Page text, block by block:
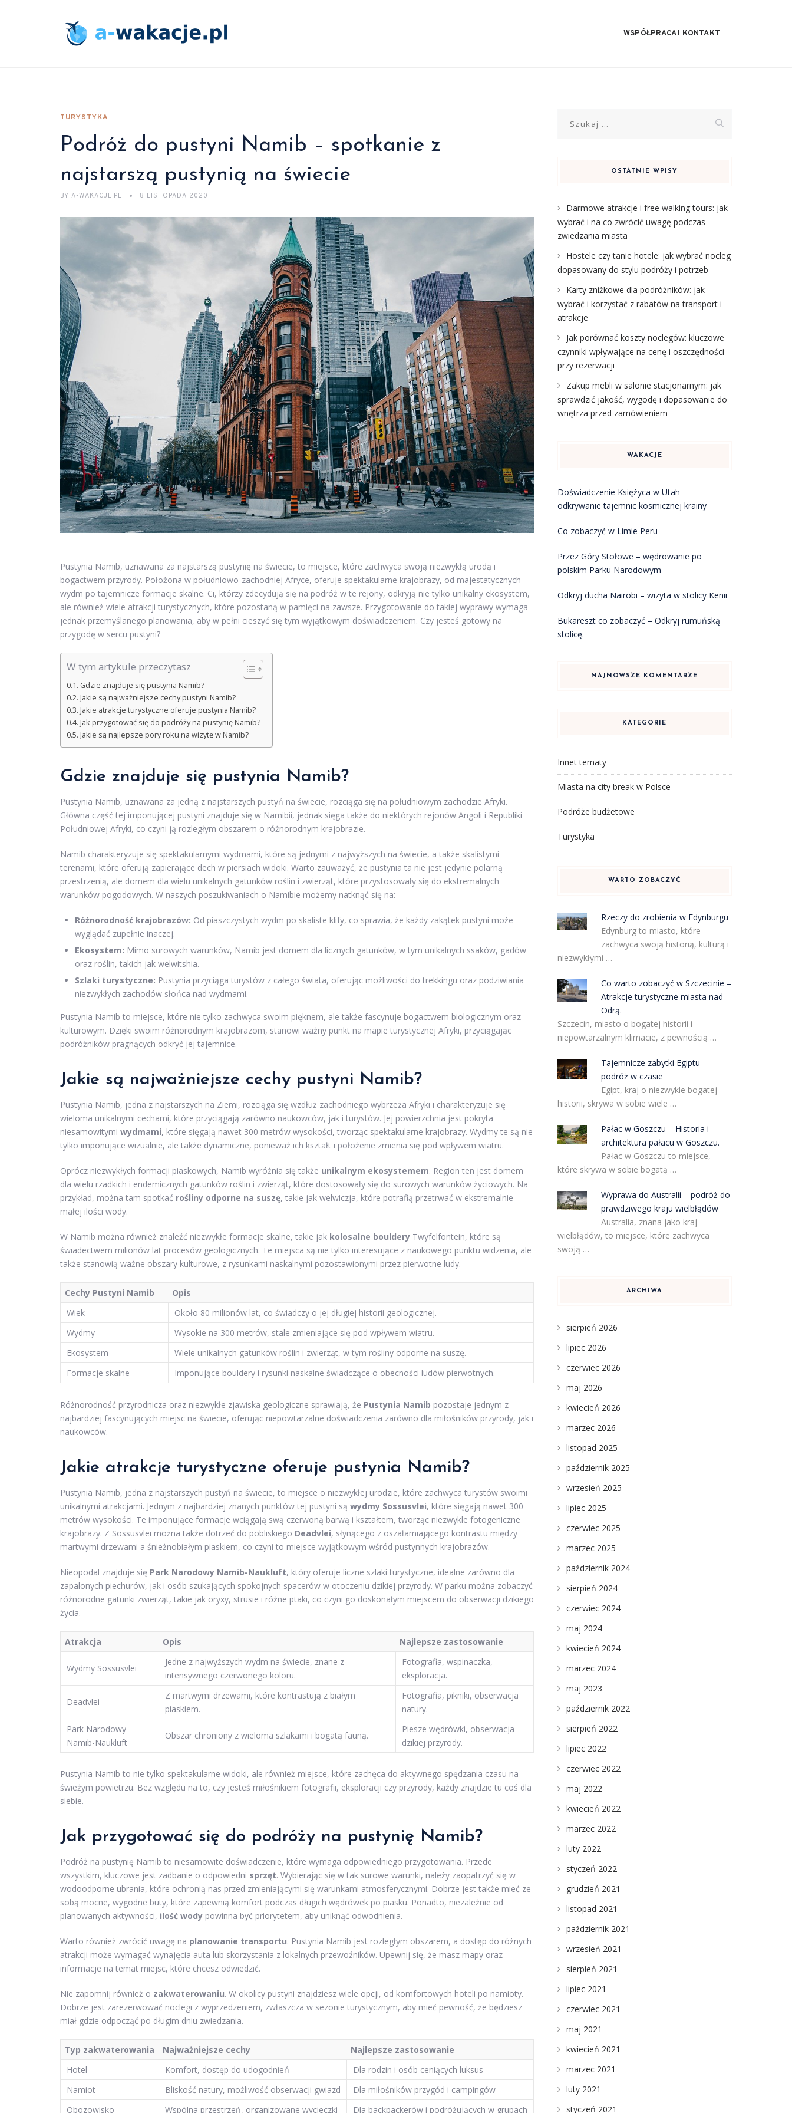
WSPÓŁPRACA I KONTAKT
TURYSTYKA
Podróż do pustyni Namib – spotkanie z
najstarszą pustynią na świecie
BY A-WAKACJE.PL 8 LISTOPADA 2020
Pustynia Namib, uznawana za najstarszą pustynię na świecie, to miejsce, które zachwyca swoją niezwykłą urodą i
bogactwem przyrody. Położona w południowo-zachodniej Afryce, oferuje spektakularne krajobrazy, od majestatycznych
wydm po tajemnicze formacje skalne. Ci, którzy zdecydują się na podróż w te rejony, odkryją nie tylko unikalny ekosystem,
ale również wiele atrakcji turystycznych, które pozostaną w pamięci na zawsze. Przygotowanie do takiej wyprawy wymaga
jednak przemyślanego planowania, aby w pełni cieszyć się tym wyjątkowym doświadczeniem. Czy jesteś gotowy na
przygodę w sercu pustyni?
W tym artykule przeczytasz
Gdzie znajduje się pustynia Namib?
Jakie są najważniejsze cechy pustyni Namib?
Jakie atrakcje turystyczne oferuje pustynia Namib?
Jak przygotować się do podróży na pustynię Namib?
Jakie są najlepsze pory roku na wizytę w Namib?
Gdzie znajduje się pustynia Namib?
Pustynia Namib, uznawana za jedną z najstarszych pustyń na świecie, rozciąga się na południowym zachodzie Afryki.
Główna część tej imponującej pustyni znajduje się w Namibii, jednak sięga także do niektórych rejonów Angoli i Republiki
Południowej Afryki, co czyni ją rozległym obszarem o różnorodnym krajobrazie.
Namib charakteryzuje się spektakularnymi wydmami, które są jednymi z najwyższych na świecie, a także skalistymi
terenami, które oferują zapierające dech w piersiach widoki. Warto zauważyć, że pustynia ta nie jest jedynie polarną
przestrzenią, ale domem dla wielu unikalnych gatunków roślin i zwierząt, które przystosowały się do ekstremalnych
warunków pogodowych. W naszych poszukiwaniach o Namibie możemy natknąć się na:
Różnorodność krajobrazów: Od piaszczystych wydm po skaliste klify, co sprawia, że każdy zakątek pustyni może
wyglądać zupełnie inaczej.
Ekosystem: Mimo surowych warunków, Namib jest domem dla licznych gatunków, w tym unikalnych ssaków, gadów
oraz roślin, takich jak welwitshia.
Szlaki turystyczne: Pustynia przyciąga turystów z całego świata, oferując możliwości do trekkingu oraz podziwiania
niezwykłych zachodów słońca nad wydmami.
Pustynia Namib to miejsce, które nie tylko zachwyca swoim pięknem, ale także fascynuje bogactwem biologicznym oraz
kulturowym. Dzięki swoim różnorodnym krajobrazom, stanowi ważny punkt na mapie turystycznej Afryki, przyciągając
podróżników pragnących odkryć jej tajemnice.
Jakie są najważniejsze cechy pustyni Namib?
Pustynia Namib, jedna z najstarszych na Ziemi, rozciąga się wzdłuż zachodniego wybrzeża Afryki i charakteryzuje się
wieloma unikalnymi cechami, które przyciągają zarówno naukowców, jak i turystów. Jej powierzchnia jest pokryta
niesamowitymi wydmami, które sięgają nawet 300 metrów wysokości, tworząc spektakularne krajobrazy. Wydmy te są nie
tylko imponujące wizualnie, ale także dynamiczne, ponieważ ich kształt i położenie zmienia się pod wpływem wiatru.
Oprócz niezwykłych formacji piaskowych, Namib wyróżnia się także unikalnym ekosystemem. Region ten jest domem
dla wielu rzadkich i endemicznych gatunków roślin i zwierząt, które dostosowały się do surowych warunków życiowych. Na
przykład, można tam spotkać rośliny odporne na suszę, takie jak welwiczja, które potrafią przetrwać w ekstremalnie
małej ilości wody.
W Namib można również znaleźć niezwykłe formacje skalne, takie jak kolosalne bouldery Twyfelfontein, które są
świadectwem milionów lat procesów geologicznych. Te miejsca są nie tylko interesujące z naukowego punktu widzenia, ale
także stanowią ważne obszary kulturowe, z rysunkami naskalnymi pozostawionymi przez pierwotne ludy.
Cechy Pustyni Namib
Opis
Wiek
Około 80 milionów lat, co świadczy o jej długiej historii geologicznej.
Wydmy
Wysokie na 300 metrów, stale zmieniające się pod wpływem wiatru.
Ekosystem
Wiele unikalnych gatunków roślin i zwierząt, w tym rośliny odporne na suszę.
Formacje skalne
Imponujące bouldery i rysunki naskalne świadczące o obecności ludów pierwotnych.
Różnorodność przyrodnicza oraz niezwykłe zjawiska geologiczne sprawiają, że Pustynia Namib pozostaje jednym z
najbardziej fascynujących miejsc na świecie, oferując niepowtarzalne doświadczenia zarówno dla miłośników przyrody, jak i
naukowców.
Jakie atrakcje turystyczne oferuje pustynia Namib?
Pustynia Namib, jedna z najstarszych pustyń na świecie, to miejsce o niezwykłej urodzie, które zachwyca turystów swoimi
unikalnymi atrakcjami. Jednym z najbardziej znanych punktów tej pustyni są wydmy Sossusvlei, które sięgają nawet 300
metrów wysokości. Te imponujące formacje wciągają swą czerwoną barwą i kształtem, tworząc niezwykle fotogeniczne
krajobrazy. Z Sossusvlei można także dotrzeć do pobliskiego Deadvlei, słynącego z oszałamiającego kontrastu między
martwymi drzewami a śnieżnobiałym piaskiem, co czyni to miejsce wyjątkowym wśród pustynnych krajobrazów.
Nieopodal znajduje się Park Narodowy Namib-Naukluft, który oferuje liczne szlaki turystyczne, idealne zarówno dla
zapalonych piechurów, jak i osób szukających spokojnych spacerów w otoczeniu dzikiej przyrody. W parku można zobaczyć
różnorodne gatunki zwierząt, takie jak oryxy, strusie i różne ptaki, co czyni go doskonałym miejscem do obserwacji dzikiego
życia.
Atrakcja Opis Najlepsze zastosowanie
Wydmy Sossusvlei
Jedne z najwyższych wydm na świecie, znane z
intensywnego czerwonego koloru.
Fotografia, wspinaczka,
eksploracja.
Deadvlei
Z martwymi drzewami, które kontrastują z białym
piaskiem.
Fotografia, pikniki, obserwacja
natury.
Park Narodowy
Namib-Naukluft
Obszar chroniony z wieloma szlakami i bogatą fauną.
Piesze wędrówki, obserwacja
dzikiej przyrody.
Pustynia Namib to nie tylko spektakularne widoki, ale również miejsce, które zachęca do aktywnego spędzania czasu na
świeżym powietrzu. Bez względu na to, czy jesteś miłośnikiem fotografii, eksploracji czy przyrody, każdy znajdzie tu coś dla
siebie.
Jak przygotować się do podróży na pustynię Namib?
Podróż na pustynię Namib to niesamowite doświadczenie, które wymaga odpowiedniego przygotowania. Przede
wszystkim, kluczowe jest zadbanie o odpowiedni sprzęt. Wybierając się w tak surowe warunki, należy zaopatrzyć się w
wodoodporne ubrania, które ochronią nas przed zmieniającymi się warunkami atmosferycznymi. Dobrze jest także mieć ze
sobą mocne, wygodne buty, które zapewnią komfort podczas długich wędrówek po piasku. Ponadto, niezależnie od
planowanych aktywności, ilość wody powinna być priorytetem, aby uniknąć odwodnienia.
Warto również zwrócić uwagę na planowanie transportu. Pustynia Namib jest rozległym obszarem, a dostęp do różnych
atrakcji może wymagać wynajęcia auta lub skorzystania z lokalnych przewoźników. Upewnij się, że masz mapy oraz
informacje na temat miejsc, które chcesz odwiedzić.
Nie zapomnij również o zakwaterowaniu. W okolicy pustyni znajdziesz wiele opcji, od komfortowych hoteli po namioty.
Dobrze jest zarezerwować noclegi z wyprzedzeniem, zwłaszcza w sezonie turystycznym, aby mieć pewność, że będziesz
miał gdzie odpocząć po długim dniu zwiedzania.
Typ zakwaterowania Najważniejsze cechy
Najlepsze zastosowanie
Hotel
Komfort, dostęp do udogodnień
Dla rodzin i osób ceniących luksus
Namiot
Bliskość natury, możliwość obserwacji gwiazd
Dla miłośników przygód i campingów
Obozowisko
Wspólna przestrzeń, organizowane wycieczki Dla backpackerów i podróżujących w grupach
OSTATNIE WPISY
Darmowe atrakcje i free walking tours: jak
wybrać i na co zwrócić uwagę podczas
zwiedzania miasta
Hostele czy tanie hotele: jak wybrać nocleg
dopasowany do stylu podróży i potrzeb
Karty zniżkowe dla podróżników: jak
wybrać i korzystać z rabatów na transport i
atrakcje
Jak porównać koszty noclegów: kluczowe
czynniki wpływające na cenę i oszczędności
przy rezerwacji
Zakup mebli w salonie stacjonarnym: jak
sprawdzić jakość, wygodę i dopasowanie do
wnętrza przed zamówieniem
WAKACJE
Doświadczenie Księżyca w Utah –
odkrywanie tajemnic kosmicznej krainy
Co zobaczyć w Limie Peru
Przez Góry Stołowe – wędrowanie po
polskim Parku Narodowym
Odkryj ducha Nairobi – wizyta w stolicy Kenii
Bukareszt co zobaczyć – Odkryj rumuńską
stolicę.
NAJNOWSZE KOMENTARZE
KATEGORIE
Innet tematy
Miasta na city break w Polsce
Podróże budżetowe
Turystyka
WARTO ZOBACZYĆ
Rzeczy do zrobienia w Edynburgu
Edynburg to miasto, które
zachwyca swoją historią, kulturą i
niezwykłymi …
Co warto zobaczyć w Szczecinie –
Atrakcje turystyczne miasta nad
Odrą.
Szczecin, miasto o bogatej historii i
niepowtarzalnym klimacie, z pewnością …
Tajemnicze zabytki Egiptu –
podróż w czasie
Egipt, kraj o niezwykle bogatej
historii, skrywa w sobie wiele …
Pałac w Goszczu – Historia i
architektura pałacu w Goszczu.
Pałac w Goszczu to miejsce,
które skrywa w sobie bogatą …
Wyprawa do Australii – podróż do
prawdziwego kraju wielbłądów
Australia, znana jako kraj
wielbłądów, to miejsce, które zachwyca
swoją …
ARCHIWA
sierpień 2026
lipiec 2026
czerwiec 2026
maj 2026
kwiecień 2026
marzec 2026
listopad 2025
październik 2025
wrzesień 2025
lipiec 2025
czerwiec 2025
marzec 2025
październik 2024
sierpień 2024
czerwiec 2024
maj 2024
kwiecień 2024
marzec 2024
maj 2023
październik 2022
sierpień 2022
lipiec 2022
czerwiec 2022
maj 2022
kwiecień 2022
marzec 2022
luty 2022
styczeń 2022
grudzień 2021
listopad 2021
październik 2021
wrzesień 2021
sierpień 2021
lipiec 2021
czerwiec 2021
maj 2021
kwiecień 2021
marzec 2021
luty 2021
styczeń 2021